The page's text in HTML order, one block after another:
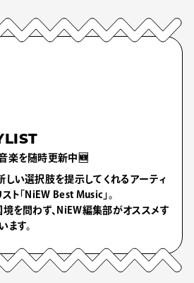
楽を随時更新中🆕
しい選択肢を提示してくれるアーティ
ト「NiEW Best Music」。
境を問わず、NiEW編集部がオススメす
ます。